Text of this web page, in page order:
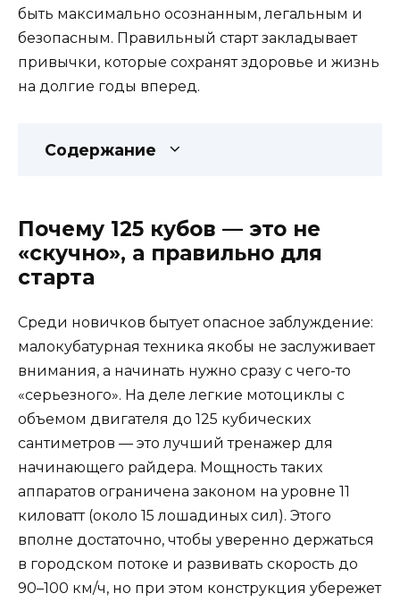
быть максимально осознанным, легальным и
безопасным. Правильный старт закладывает
привычки, которые сохранят здоровье и жизнь
на долгие годы вперед.
Содержание
Почему 125 кубов — это не
«скучно», а правильно для
старта
Среди новичков бытует опасное заблуждение:
малокубатурная техника якобы не заслуживает
внимания, а начинать нужно сразу с чего-то
«серьезного». На деле легкие мотоциклы с
объемом двигателя до 125 кубических
сантиметров — это лучший тренажер для
начинающего райдера. Мощность таких
аппаратов ограничена законом на уровне 11
киловатт (около 15 лошадиных сил). Этого
вполне достаточно, чтобы уверенно держаться
в городском потоке и развивать скорость до
90–100 км/ч, но при этом конструкция убережет